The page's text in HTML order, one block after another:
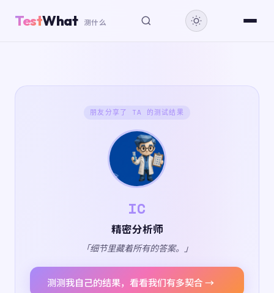
TestWhat 测什么
朋友分享了 TA 的测试结果
IC
精密分析师
「细节里藏着所有的答案。」
测测我自己的结果，看看我们有多契合 →